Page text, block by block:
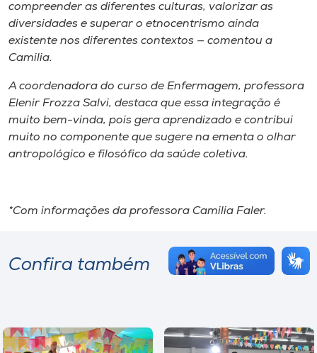
compreender as diferentes culturas, valorizar as
diversidades e superar o etnocentrismo ainda
existente nos diferentes contextos — comentou a
Camilia.
A coordenadora do curso de Enfermagem, professora
Elenir Frozza Salvi, destaca que essa integração é
muito bem-vinda, pois gera aprendizado e contribui
muito no componente que sugere na ementa o olhar
antropológico e filosófico da saúde coletiva.
*Com informações da professora Camilia Faler.
Confira também